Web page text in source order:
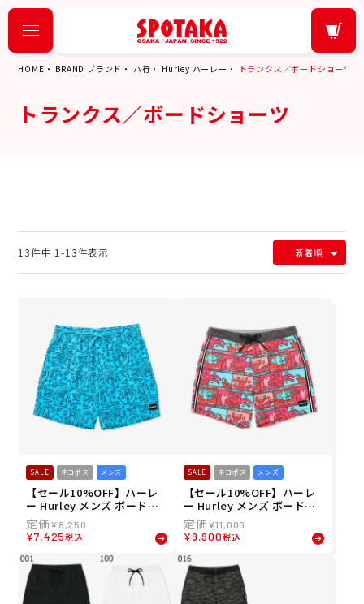
HOME BRAND ブランド ハ行 Hurley ハーレー トランクス／ボードショーツ
トランクス／ボードショーツ
新着順
13件中 1-13件表示
SALE ネコポス メンズ
【セール10%OFF】ハーレ
ー Hurley メンズ ボードシ
ョーツ トランクス キャノン
ボール ボレー キース・ヘリ
ング 17" MBS11885
¥ 8,250
¥7,425税込
SALE ネコポス メンズ
【セール10%OFF】ハーレ
ー Hurley メンズ ボードシ
ョーツ トランクス PHANTO
M エコ セッションズ キー
ス・ヘリング 16" MBS1187
6
¥11,000
¥9,900税込